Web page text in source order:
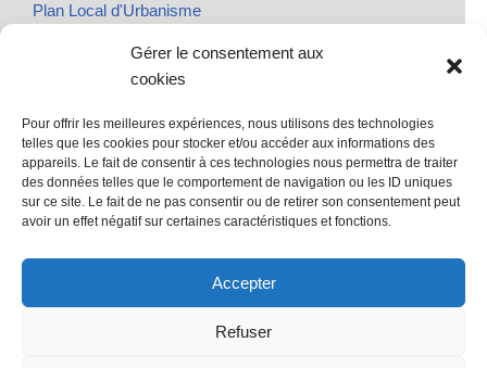
Gérer le consentement aux
cookies
Pour offrir les meilleures expériences, nous utilisons des technologies
telles que les cookies pour stocker et/ou accéder aux informations des
appareils. Le fait de consentir à ces technologies nous permettra de traiter
des données telles que le comportement de navigation ou les ID uniques
sur ce site. Le fait de ne pas consentir ou de retirer son consentement peut
avoir un effet négatif sur certaines caractéristiques et fonctions.
Accepter
Refuser
Plan Local d'Urbanisme
@ Sainte Marie des Champs
Mentions légales